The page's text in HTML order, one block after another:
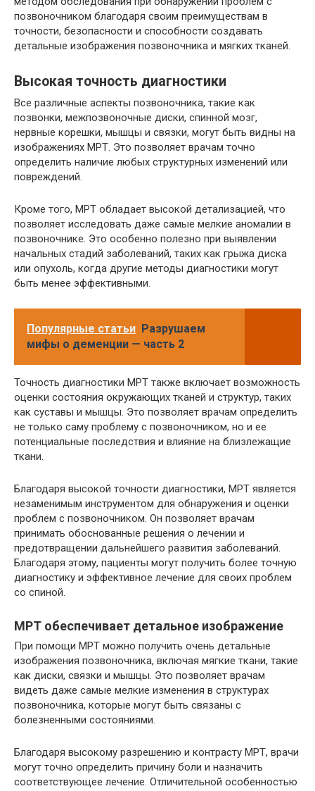
позвоночником благодаря своим преимуществам в
точности, безопасности и способности создавать
детальные изображения позвоночника и мягких тканей.
Высокая точность диагностики
Все различные аспекты позвоночника, такие как
позвонки, межпозвоночные диски, спинной мозг,
нервные корешки, мышцы и связки, могут быть видны на
изображениях МРТ. Это позволяет врачам точно
определить наличие любых структурных изменений или
повреждений.
Кроме того, МРТ обладает высокой детализацией, что
позволяет исследовать даже самые мелкие аномалии в
позвоночнике. Это особенно полезно при выявлении
начальных стадий заболеваний, таких как грыжа диска
или опухоль, когда другие методы диагностики могут
быть менее эффективными.
Популярные статьи Разрушаем
мифы о деменции — часть 2
Точность диагностики МРТ также включает возможность
оценки состояния окружающих тканей и структур, таких
как суставы и мышцы. Это позволяет врачам определить
не только саму проблему с позвоночником, но и ее
потенциальные последствия и влияние на близлежащие
ткани.
Благодаря высокой точности диагностики, МРТ является
незаменимым инструментом для обнаружения и оценки
проблем с позвоночником. Он позволяет врачам
принимать обоснованные решения о лечении и
предотвращении дальнейшего развития заболеваний.
Благодаря этому, пациенты могут получить более точную
диагностику и эффективное лечение для своих проблем
со спиной.
МРТ обеспечивает детальное изображение
При помощи МРТ можно получить очень детальные
изображения позвоночника, включая мягкие ткани, такие
как диски, связки и мышцы. Это позволяет врачам
видеть даже самые мелкие изменения в структурах
позвоночника, которые могут быть связаны с
болезненными состояниями.
Благодаря высокому разрешению и контрасту МРТ, врачи
могут точно определить причину боли и назначить
соответствующее лечение. Отличительной особенностью